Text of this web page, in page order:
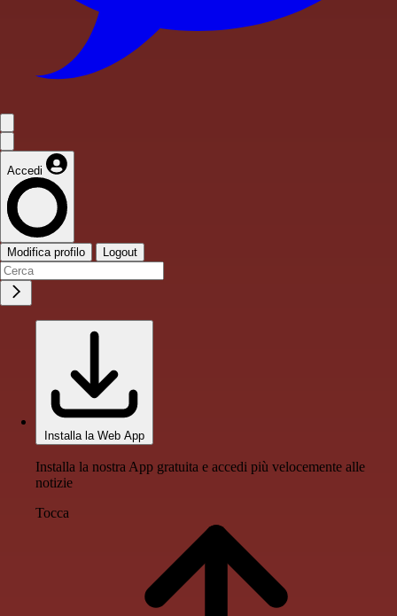
Accedi
Modifica profilo Logout
Installa la Web App
Installa la nostra App gratuita e accedi più velocemente alle
notizie
Tocca